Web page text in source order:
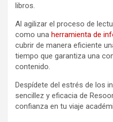
libros.
Al agilizar el proceso de
como una herramienta de
cubrir de manera eficiente
tiempo que garantiza una
contenido.
Despídete del estrés de los
sencillez y eficacia de
confianza en tu viaje